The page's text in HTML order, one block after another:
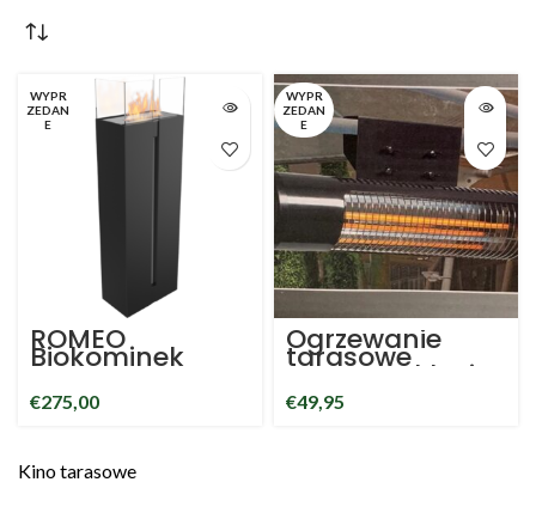
WYPR
ZEDAN
E
ROMEO
Biokominek
czarny
113x21x36cm
Biokominek na
€275,00
WYPR
ZEDAN
E
Ogrzewanie
tarasowe
Kynast Exklusiv
Infrared 800W
wraz z
€49,95
Kino tarasowe